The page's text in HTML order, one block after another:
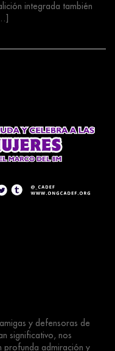
integrada también
y defensoras de
significativo, nos
profunda admiración y